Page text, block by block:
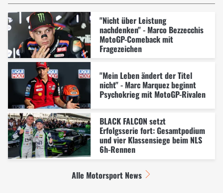
"Nicht über Leistung
nachdenken" - Marco Bezzecchis
MotoGP-Comeback mit
Fragezeichen
"Mein Leben ändert der Titel
nicht" - Marc Marquez beginnt
Psychokrieg mit MotoGP-Rivalen
BLACK FALCON setzt
Erfolgsserie fort: Gesamtpodium
und vier Klassensiege beim NLS
6h-Rennen
Alle Motorsport News